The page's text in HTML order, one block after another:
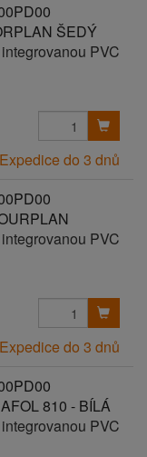
ŠEDÝ
PVC
Expedice do 3 dnů
PVC
Expedice do 3 dnů
810 - BÍLÁ
PVC